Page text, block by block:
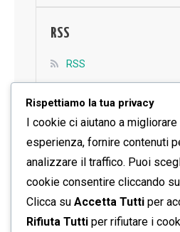
RSS
RSS
SEGUICI SU FACEBOOK
Rispettiamo la tua privacy
I cookie ci aiutano a migliorare
esperienza, fornire contenuti
analizzare il traffico. Puoi
cookie consentire cliccando su
Clicca su Accetta Tutti per
Rifiuta Tutti per rifiutare i